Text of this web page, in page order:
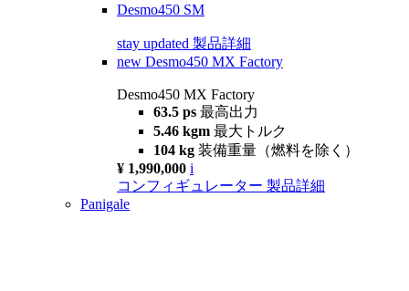
Desmo450 SM
stay updated 製品詳細
new Desmo450 MX Factory
Desmo450 MX Factory
63.5 ps 最高出力
5.46 kgm 最大トルク
104 kg 装備重量（燃料を除く）
¥ 1,990,000 i
コンフィギュレーター 製品詳細
Panigale